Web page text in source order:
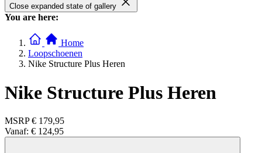
Close expanded state of gallery
You are here:
Home
Loopschoenen
Nike Structure Plus Heren
Nike Structure Plus Heren
MSRP € 179,95
Vanaf: € 124,95